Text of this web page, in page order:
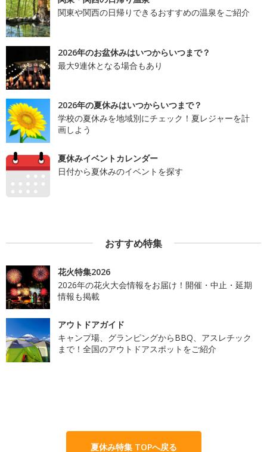
関東や関西の日帰りできるおすすめの温泉をご紹介
2026年のお盆休みはいつからいつまで？
最大9連休となる場合もあり
2026年の夏休みはいつからいつまで？
学校の夏休みを地域別にチェック！夏レジャーを計
画しよう
夏休みイベントカレンダー
日付から夏休みのイベントを探す
おすすめ特集
花火特集2026
2026年の花火大会情報をお届け！開催・中止・延期
情報も掲載
アウトドアガイド
キャンプ場、グランピングからBBQ、アスレチック
まで！全国のアウトドアスポットをご紹介
夏休み特集 TOPへ戻る